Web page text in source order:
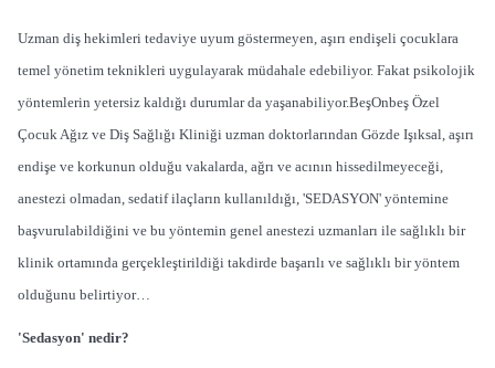
Uzman diş hekimleri tedaviye uyum göstermeyen, aşırı endişeli çocuklara
temel yönetim teknikleri uygulayarak müdahale edebiliyor. Fakat psikolojik
yöntemlerin yetersiz kaldığı durumlar da yaşanabiliyor.BeşOnbeş Özel
Çocuk Ağız ve Diş Sağlığı Kliniği uzman doktorlarından Gözde Işıksal, aşırı
endişe ve korkunun olduğu vakalarda, ağrı ve acının hissedilmeyeceği,
anestezi olmadan, sedatif ilaçların kullanıldığı, 'SEDASYON' yöntemine
başvurulabildiğini ve bu yöntemin genel anestezi uzmanları ile sağlıklı bir
klinik ortamında gerçekleştirildiği takdirde başarılı ve sağlıklı bir yöntem
olduğunu belirtiyor…
'Sedasyon' nedir?